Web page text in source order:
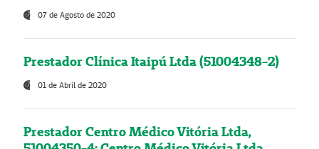
07 de Agosto de 2020
Prestador Clínica Itaipú Ltda (51004348-2)
01 de Abril de 2020
Prestador Centro Médico Vitória Ltda,